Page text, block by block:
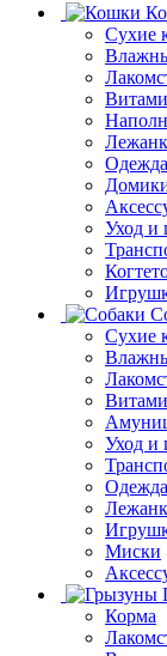
Сухие
Одежда
Уход и
Сухие
Уход и
Миски
Корма